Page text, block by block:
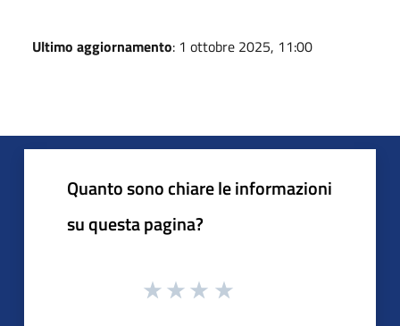
Ultimo aggiornamento: 1 ottobre 2025, 11:00
Quanto sono chiare le informazioni
su questa pagina?